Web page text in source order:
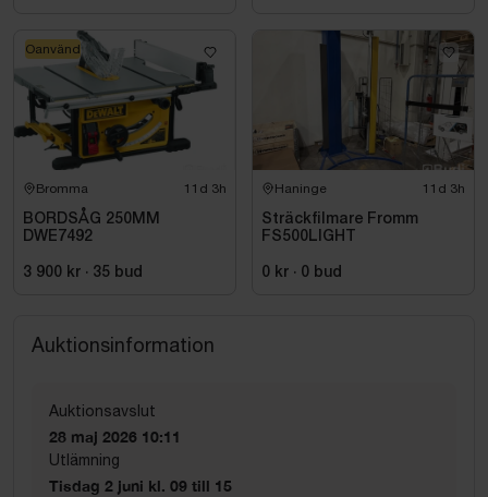
Bromma 11d 3h
BORDSÅG 250MM
DWE7492
3 900 kr · 35 bud
Oanvänd
Haninge 11d 3h
Sträckfilmare Fromm
FS500LIGHT
0 kr · 0 bud
Auktionsinformation
Auktionsavslut
28 maj 2026 10:11
Utlämning
Tisdag 2 juni kl. 09 till 15